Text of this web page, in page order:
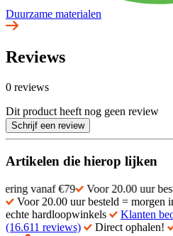
Duurzame materialen
Reviews
0 reviews
Dit product heeft nog geen review
Schrijf een review
Artikelen die hierop lijken
€79 Voor 20.00 uur besteld =
Voor 20.00 uur besteld = morgen
echte hardloopwinkels
Klanten
(16.611 reviews)
Direct ophalen!